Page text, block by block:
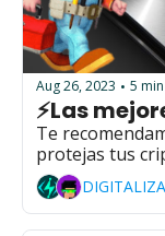
Aug 26, 2023 • 5
⚡Las
Te
protejas tus